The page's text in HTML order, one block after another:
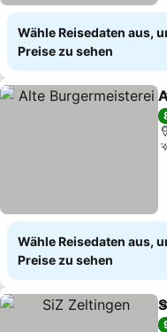
Wähle Reisedaten aus,
Preise zu sehen
Wähle Reisedaten aus,
Preise zu sehen